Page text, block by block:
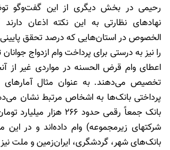
رحیمی در بخش دیگری از این گفت‌وگو
نهادهای نظارتی به این نکته اذعان
الخصوص در استان‌هایی که درصد تحقق پایینی
را نیز به درستی برای پرداخت وام ازدواج
اعطای وام قرض الحسنه در مواردی غیر از
تخصیص می‌دهند. به عنوان مثال آمارهای
بانک جمعاً رقمی حدود ۲۶۶
شرکتهای زیرمجموعه) وام داده‌اند و در این
بانک‌های شهر، گردشگری، ایران‌زمین و ملت